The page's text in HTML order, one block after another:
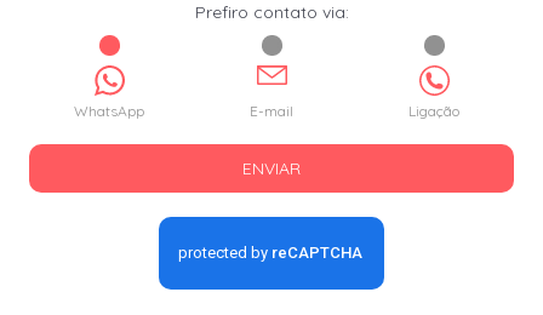
Prefiro contato via:
WhatsApp E-mail Ligação
ENVIAR